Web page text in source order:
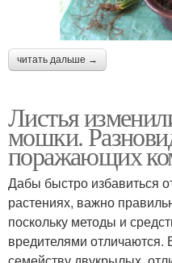
читать дальше →
Листья
мошки.
поражающих
Дабы быстро избавиться
растениях, важно
поскольку методы и
вредителями отличаются.